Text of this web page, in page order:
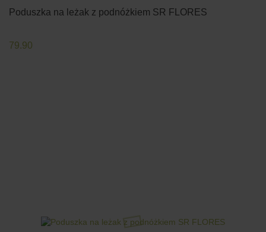
Poduszka na leżak z podnóżkiem SR FLORES
79.90